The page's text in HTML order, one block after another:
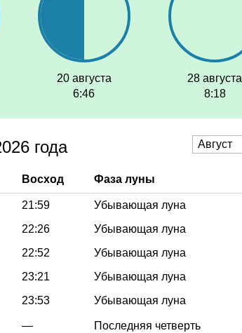
20 августа
6:46
28 августа
8:18
года
Восход Фаза луны
21:59 Убывающая луна
22:26 Убывающая луна
22:52 Убывающая луна
23:21 Убывающая луна
23:53 Убывающая луна
— Последняя четверть